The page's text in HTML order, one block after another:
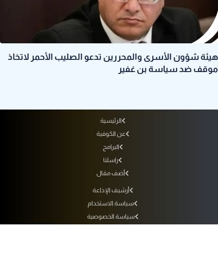
هيئة شؤون الأسرى والمحررين تدعو الصليب الأحمر لاتخاذ
موقف ضد سياسة بن غفير
الرئيسية
عن الكوفية
البرامج
راسلنا
أضف مقال
أرشيف الإذاعة
سياسة الاستخدام
سياسة الخصوصية